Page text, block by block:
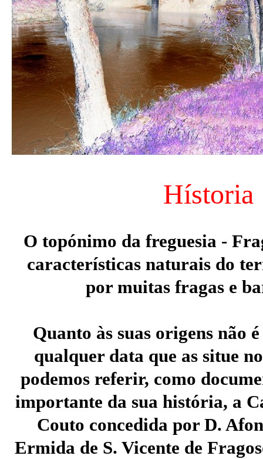
Hístoria
O topónimo da freguesia -
características naturais do
por muitas fragas e
Quanto às suas origens não
qualquer data que as situe
podemos referir, como
importante da sua história, a
Couto concedida por D.
Ermida de S. Vicente de